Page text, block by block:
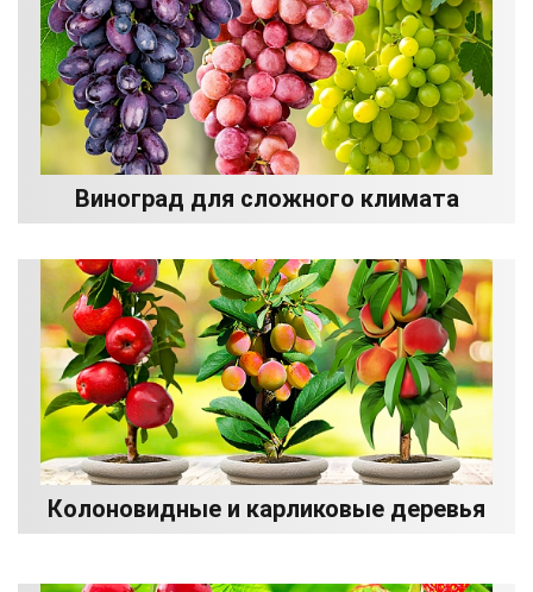
Виноград для сложного климата
Колоновидные и карликовые деревья